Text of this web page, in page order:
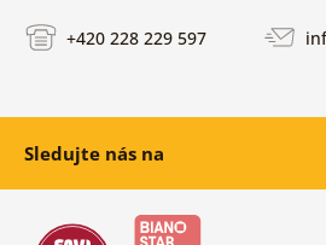
+420 228 229 597
Sledujte nás na